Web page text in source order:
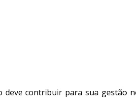
deve contribuir para sua gestão